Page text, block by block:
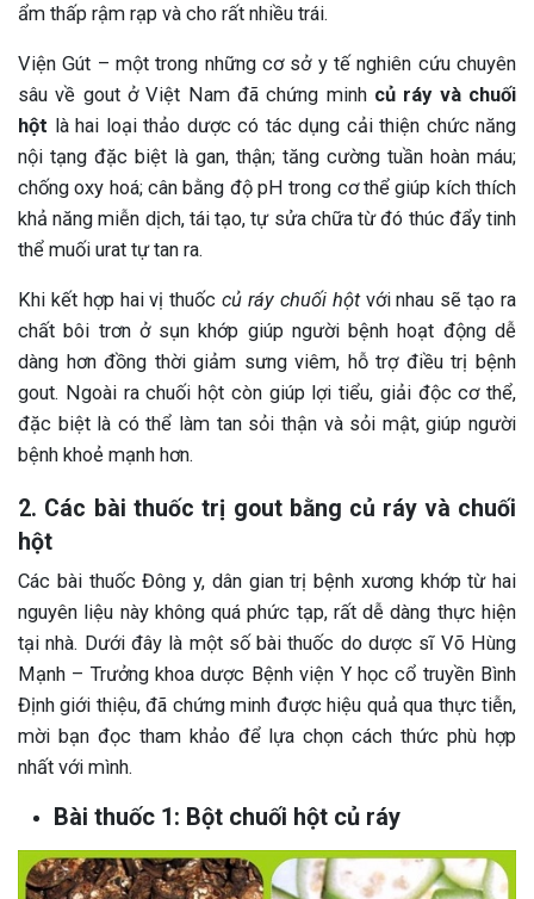
ẩm thấp rậm rạp và cho rất nhiều trái.
Viện Gút – một trong những cơ sở y tế nghiên cứu chuyên
sâu về gout ở Việt Nam đã chứng minh củ ráy và chuối
hột là hai loại thảo dược có tác dụng cải thiện chức năng
nội tạng đặc biệt là gan, thận; tăng cường tuần hoàn máu;
chống oxy hoá; cân bằng độ pH trong cơ thể giúp kích thích
khả năng miễn dịch, tái tạo, tự sửa chữa từ đó thúc đẩy tinh
thể muối urat tự tan ra.
Khi kết hợp hai vị thuốccủ ráy chuối hộtvới nhau sẽ tạo ra
chất bôi trơn ở sụn khớp giúp người bệnh hoạt động dễ
dàng hơn đồng thời giảm sưng viêm, hỗ trợ điều trị bệnh
gout. Ngoài ra chuối hột còn giúp lợi tiểu, giải độc cơ thể,
đặc biệt là có thể làm tan sỏi thận và sỏi mật, giúp người
bệnh khoẻ mạnh hơn.
2. Các bài thuốc trị gout bằng củ ráy và chuối
hột
Các bài thuốc Đông y, dân gian trị bệnh xương khớp từ hai
nguyên liệu này không quá phức tạp, rất dễ dàng thực hiện
tại nhà. Dưới đây là một số bài thuốc do dược sĩ Võ Hùng
Mạnh – Trưởng khoa dược Bệnh viện Y học cổ truyền Bình
Định giới thiệu, đã chứng minh được hiệu quả qua thực tiễn,
mời bạn đọc tham khảo để lựa chọn cách thức phù hợp
nhất với mình.
Bài thuốc 1: Bột chuối hột củ ráy